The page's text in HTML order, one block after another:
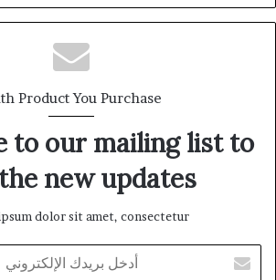
Product You Purchase
to our mailing list to
new updates!
dolor sit amet, consectetur.
بريدك